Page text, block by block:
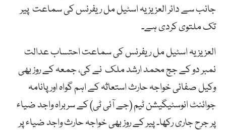
جانب سے دائر العزیزیہ اسٹیل مل ریفرنس کی سماعت پیر
تک ملتوی کردی ہے۔
العزیزیہ اسٹیل مل ریفرنس کی سماعت احتساب عدالت
نمبر دو کے جج محمد ارشد ملک نے کی، جمعہ کے روز بھی
وکیل صفائی خواجہ حارث استعاثہ کے اہم گواہ اور پانامہ
جوائنٹ انوسٹیگیشن ٹیم (جے آئی ٹی) کے سربراہ واجد ضیاء
پر جرح جاری رکھا۔ پیر کے روز بھی خواجہ حارث واجد ضیاء پر